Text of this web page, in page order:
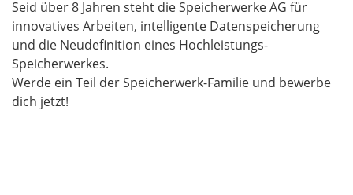
Seid über 8 Jahren steht die Speicherwerke AG für
innovatives Arbeiten, intelligente Datenspeicherung
und die Neudefinition eines Hochleistungs-
Speicherwerkes.
Werde ein Teil der Speicherwerk-Familie und bewerbe
dich jetzt!